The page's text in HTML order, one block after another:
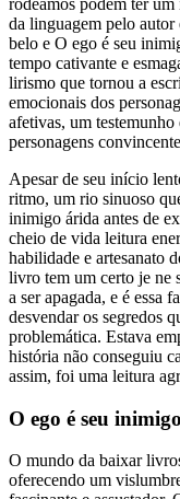
rodeamos podem ter
da linguagem pelo autor
belo e O ego é seu
tempo cativante e
lirismo que tornou a
emocionais dos
afetivas, um
personagens
Apesar de seu início
ritmo, um rio sinuoso
inimigo árida antes de
cheio de vida leitura
habilidade e artesanato
livro tem um certo je ne
a ser apagada, e é essa
desvendar os segredos
problemática. Estava
história não conseguiu
assim, foi uma leitura
O ego é seu
O mundo da baixar
oferecendo um